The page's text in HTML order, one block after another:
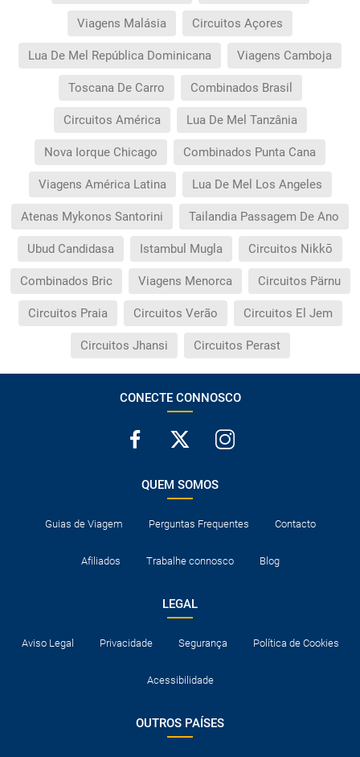
Viagens Malásia Circuitos Açores
Lua De Mel República Dominicana Viagens Camboja
Toscana De Carro Combinados Brasil
Circuitos América Lua De Mel Tanzânia
Nova Iorque Chicago Combinados Punta Cana
Viagens América Latina Lua De Mel Los Angeles
Atenas Mykonos Santorini Tailandia Passagem De Ano
Ubud Candidasa Istambul Mugla Circuitos Nikkō
Combinados Bric Viagens Menorca Circuitos Pärnu
Circuitos Praia Circuitos Verão Circuitos El Jem
Circuitos Jhansi Circuitos Perast
CONECTE CONNOSCO
QUEM SOMOS
Guias de Viagem Perguntas Frequentes Contacto
Afiliados Trabalhe connosco Blog
LEGAL
Aviso Legal Privacidade Segurança Política de Cookies
Acessibilidade
OUTROS PAÍSES